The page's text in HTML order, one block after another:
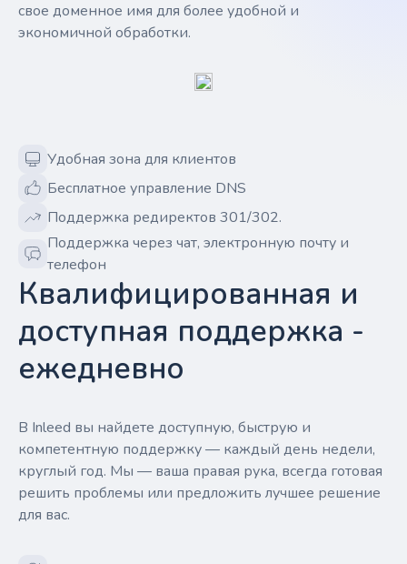
свое доменное имя для более удобной и
экономичной обработки.
Удобная зона для клиентов
Бесплатное управление DNS
Поддержка редиректов 301/302.
Поддержка через чат, электронную почту и
телефон
Квалифицированная и
доступная поддержка -
ежедневно
В Inleed вы найдете доступную, быструю и
компетентную поддержку — каждый день недели,
круглый год. Мы — ваша правая рука, всегда готовая
решить проблемы или предложить лучшее решение
для вас.